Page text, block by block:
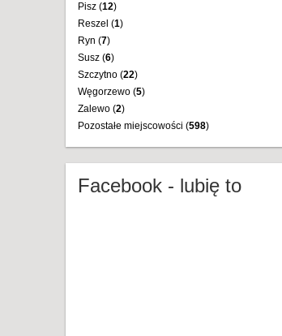
Pisz (12)
Reszel (1)
Ryn (7)
Susz (6)
Szczytno (22)
Węgorzewo (5)
Zalewo (2)
Pozostałe miejscowości (598)
Facebook - lubię to